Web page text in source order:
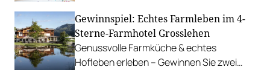
uns am liebsten ab.
Gewinnspiel: Echtes Farmleben im 4-
Sterne-Farmhotel Grosslehen
Genussvolle Farmküche & echtes
Hofleben erleben – Gewinnen Sie zwei